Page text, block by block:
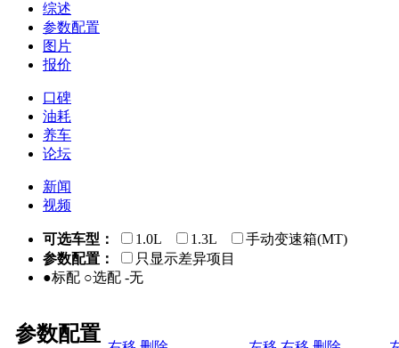
综述
参数配置
图片
报价
口碑
油耗
养车
论坛
新闻
视频
可选车型： 1.0L 1.3L
手动变速箱(MT)
参数配置：
只显示差异项目
●标配 ○选配 -无
参数配置